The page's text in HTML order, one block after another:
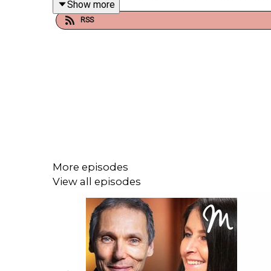
Qui est mon invitée de la semaine Lugdivine
Lugdvine, aliasLudiPilates
sur les réseaux
synchronisée. Avec Laury Thilleman elle sort son
Show more
RSS
More episodes
View all episodes